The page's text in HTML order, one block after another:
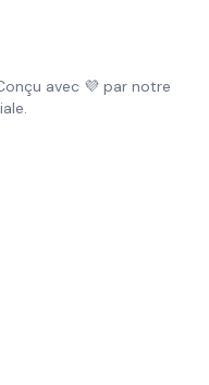
avec 💜 par notre